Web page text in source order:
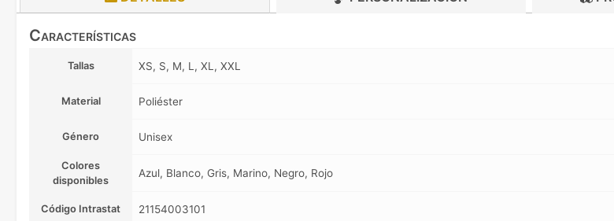
Características
Tallas XS, S, M, L, XL, XXL
Material Poliéster
Género Unisex
Colores
disponibles
Azul, Blanco, Gris, Marino, Negro, Rojo
Código Intrastat 21154003101